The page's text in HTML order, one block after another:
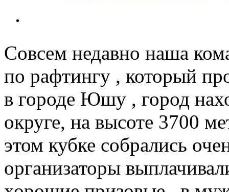
Совсем недавно наша
по рафтингу , который
в городе Юшу , город
округе, на высоте 3700
этом кубке собрались
организаторы